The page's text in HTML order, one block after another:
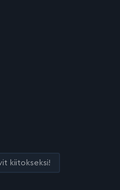
kiitokseksi!